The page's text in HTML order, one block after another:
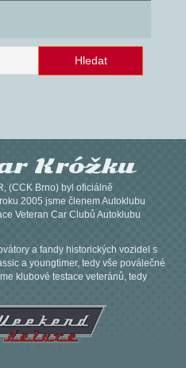
Króžku
(CCK Brno) byl oficiálně
2005 jsme členem Autoklubu
Veteran Car Clubů Autoklubu
a fandy historických vozidel s
a youngtimer, tedy vše poválečné
klubové testace veteránů, tedy